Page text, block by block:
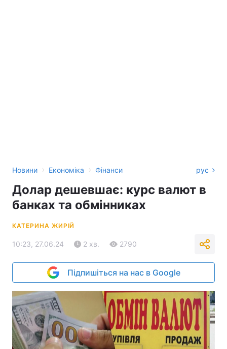
Новини › Економіка › Фінанси рус
Долар дешевшає: курс валют в
банках та обмінниках
КАТЕРИНА ЖИРІЙ
10:23, 27.06.24 2 хв. 2790
Підпишіться на нас в Google